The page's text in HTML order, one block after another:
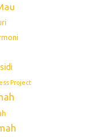
Project